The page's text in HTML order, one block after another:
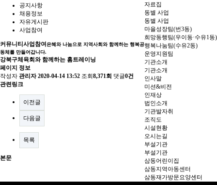
자료집
동별 사업
동별 사업
마을성장팀(번3동)
희망동행팀(우이동·수유1동)
행복나눔팀(수유2동)
운영지원팀
기관소개
기관소개
인사말
미션&비전
인재상
법인소개
기관발자취
조직도
시설현황
오시는길
부설기관
부설기관
삼동어린이집
삼동지역아동센터
삼동재가방문요양센터
공지사항
채용정보
자유게시판
사업참여
커뮤니티 사업참여은혜와 나눔으로 지역사회와 함께하는 행복공
동체를 만들어갑니다.
강북구체육회와 함께하는 홈트레이닝
페이지 정보
작성자 관리자 2020-04-14 13:52 조회 8,371회 댓글0건
관련링크
이전글
다음글
목록
본문